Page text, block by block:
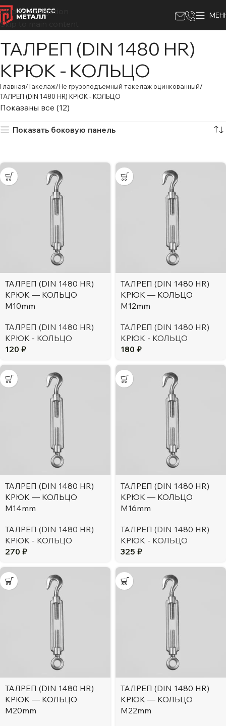
Skip to navigation
Skip to main content
ТАЛРЕП (DIN 1480 HR)
КРЮК - КОЛЬЦО
Главная Такелаж Не грузоподъемный такелаж оцинкованный
ТАЛРЕП (DIN 1480 HR) КРЮК - КОЛЬЦО
Показаны все (12)
Показать боковую панель
ТАЛРЕП (DIN 1480 HR)
КРЮК — КОЛЬЦО
М10mm
ТАЛРЕП (DIN 1480 HR)
КРЮК - КОЛЬЦО
120 ₽
ТАЛРЕП (DIN 1480 HR)
КРЮК — КОЛЬЦО
М12mm
ТАЛРЕП (DIN 1480 HR)
КРЮК - КОЛЬЦО
180 ₽
ТАЛРЕП (DIN 1480 HR)
КРЮК — КОЛЬЦО
М14mm
ТАЛРЕП (DIN 1480 HR)
КРЮК - КОЛЬЦО
270 ₽
ТАЛРЕП (DIN 1480 HR)
КРЮК — КОЛЬЦО
М16mm
ТАЛРЕП (DIN 1480 HR)
КРЮК - КОЛЬЦО
325 ₽
ТАЛРЕП (DIN 1480 HR)
КРЮК — КОЛЬЦО
М20mm
ТАЛРЕП (DIN 1480 HR)
КРЮК — КОЛЬЦО
М22mm